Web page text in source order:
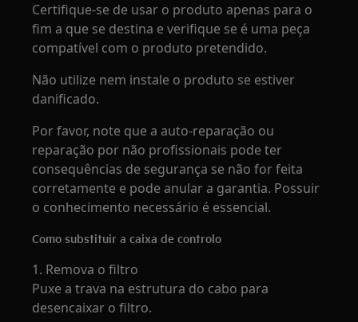
Certifique-se de usar o produto apenas para o
fim a que se destina e verifique se é uma peça
compatível com o produto pretendido.
Não utilize nem instale o produto se estiver
danificado.
Por favor, note que a auto-reparação ou
reparação por não profissionais pode ter
consequências de segurança se não for feita
corretamente e pode anular a garantia. Possuir
o conhecimento necessário é essencial.
Como substituir a caixa de controlo
1. Remova o filtro
Puxe a trava na estrutura do cabo para
desencaixar o filtro.